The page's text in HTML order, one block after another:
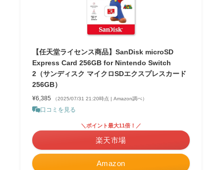
【任天堂ライセンス商品】SanDisk microSD
Express Card 256GB for Nintendo Switch
2（サンディスク マイクロSDエクスプレスカード
256GB）
¥6,385 （2025/07/31 21:20時点 | Amazon調べ）
口コミを見る
Amazon
＼ポイント最大11倍！／
楽天市場